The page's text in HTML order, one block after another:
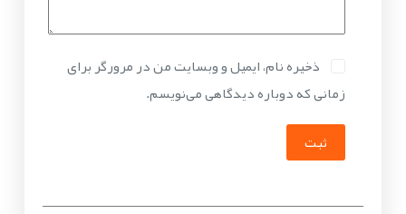
ذخیره نام، ایمیل و وبسایت من در مرورگر برای
زمانی که دوباره دیدگاهی می‌نویسم.
ثبت